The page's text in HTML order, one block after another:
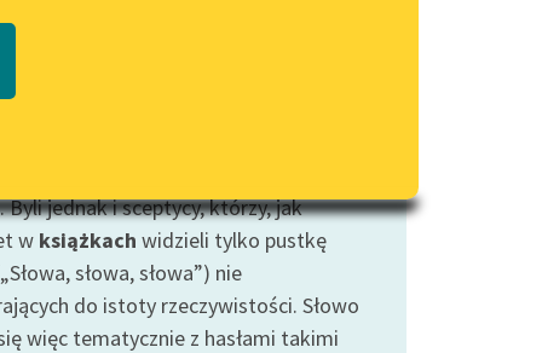
PDF
wrażliwych
Deklaracja dostępności
stwórcze — to, które było na
według Ewangelii Jana oraz słowo
Byli jednak i sceptycy, którzy, jak
w książkach widzieli tylko pustkę
słowa, słowa”) nie
do istoty rzeczywistości. Słowo
więc tematycznie z hasłami takimi